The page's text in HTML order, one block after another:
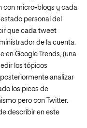
con micro-blogs y cada
personal del
que cada tweet
de la cuenta.
en Google Trends, (una
los tópicos
analizar
los picos de
pero con Twitter.
describir en este